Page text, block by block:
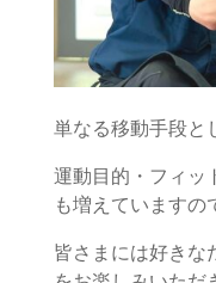
単なる移動手段と
運動目的・フィッ
も増えていますの
皆さまには好きな